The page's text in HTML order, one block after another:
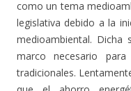
como un tema
legislativa debido a la
medioambiental. Dicha
marco necesario
tradicionales.